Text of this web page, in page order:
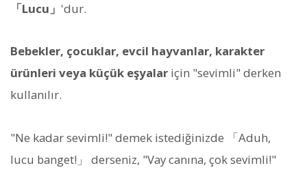
「Lucu」 'dur.
Bebekler, çocuklar, evcil hayvanlar, karakter
ürünleri veya küçük eşyalar için "sevimli" derken
kullanılır.
"Ne kadar sevimli!" demek istediğinizde 「Aduh,
lucu banget!」 derseniz, "Vay canına, çok sevimli!"